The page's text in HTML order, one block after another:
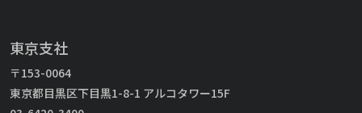
東京支社
〒153-0064
東京都目黒区下目黒1-8-1 アルコタワー15F